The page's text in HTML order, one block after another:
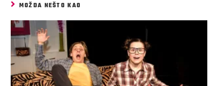
MOŽDA NEŠTO KAO